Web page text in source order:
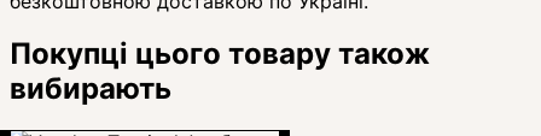
Покупці цього товару також
вибирають